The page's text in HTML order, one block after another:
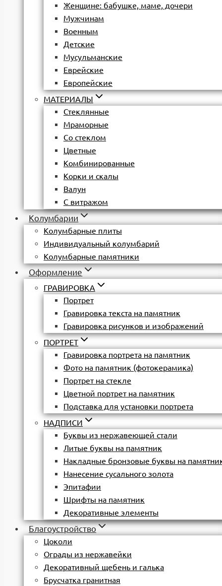
Женщине: бабушке, маме, дочери
Мужчинам
Военным
Детские
Мусульманские
Еврейские
Европейские
МАТЕРИАЛЫ
Стеклянные
Мраморные
Со стеклом
Цветные
Комбинированные
Корки и скалы
Валун
С витражом
Колумбарии
Колумбарные плиты
Индивидуальный колумбарий
Колумбарные памятники
Оформление
ГРАВИРОВКА
Портрет
Гравировка текста на памятник
Гравировка рисунков и изображений
ПОРТРЕТ
Гравировка портрета на памятник
Фото на памятник (фотокерамика)
Портрет на стекле
Цветной портрет на памятник
Подставка для установки портрета
НАДПИСИ
Буквы из нержавеющей стали
Литые буквы на памятник
Накладные бронзовые буквы на
Нанесение сусального золота
Эпитафии
Шрифты на памятник
Декоративные элементы
Благоустройство
Цоколи
Ограды из нержавейки
Декоративный щебень и галька
Брусчатка гранитная